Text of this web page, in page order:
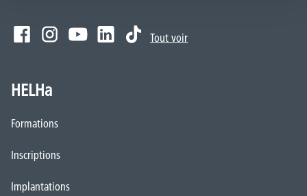
Tout voir
HELHa
Formations
Inscriptions
Implantations